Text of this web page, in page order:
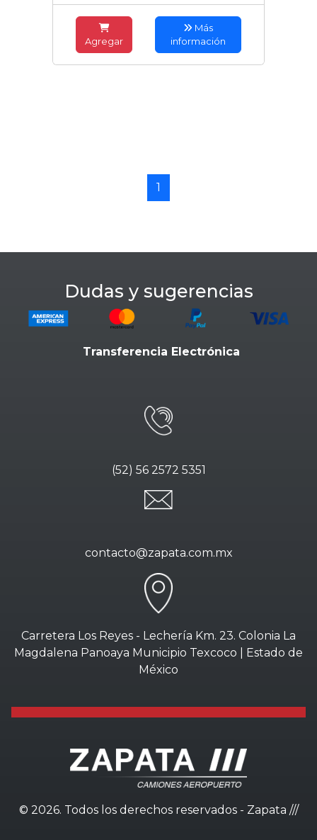
Agregar
Más
información
1
Dudas y sugerencias
Transferencia Electrónica
(52) 56 2572 5351
contacto@zapata.com.mx
Carretera Los Reyes - Lechería Km. 23. Colonia La
Magdalena Panoaya Municipio Texcoco | Estado de
México
© 2026. Todos los derechos reservados - Zapata ///